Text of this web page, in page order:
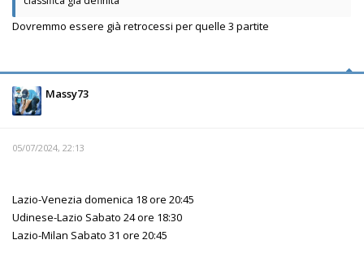
Dovremmo essere già retrocessi per quelle 3 partite
Massy73
05/07/2024, 22:13
Lazio-Venezia domenica 18 ore 20:45
Udinese-Lazio Sabato 24 ore 18:30
Lazio-Milan Sabato 31 ore 20:45